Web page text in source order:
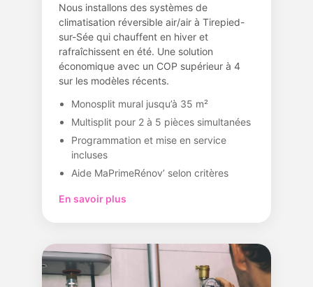
Nous installons des systèmes de
climatisation réversible air/air à Tirepied-
sur-Sée qui chauffent en hiver et
rafraîchissent en été. Une solution
économique avec un COP supérieur à 4
sur les modèles récents.
Monosplit mural jusqu’à 35 m²
Multisplit pour 2 à 5 pièces simultanées
Programmation et mise en service
incluses
Aide MaPrimeRénov’ selon critères
En savoir plus